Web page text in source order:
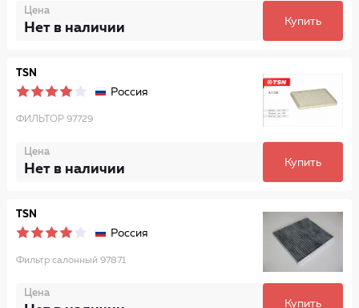
Цена
Нет в наличии Купить
TSN
Россия
ФИЛЬТОР 97729
Цена
Нет в наличии Купить
TSN
Россия
Фильтр салонный 97871
Цена
Купить